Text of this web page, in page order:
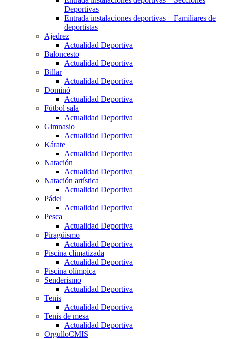
Deportivas
Entrada instalaciones deportivas – Familiares de
deportistas
Ajedrez
Actualidad Deportiva
Baloncesto
Actualidad Deportiva
Billar
Actualidad Deportiva
Dominó
Actualidad Deportiva
Fútbol sala
Actualidad Deportiva
Gimnasio
Actualidad Deportiva
Kárate
Actualidad Deportiva
Natación
Actualidad Deportiva
Natación artística
Actualidad Deportiva
Pádel
Actualidad Deportiva
Pesca
Actualidad Deportiva
Piragüismo
Actualidad Deportiva
Piscina climatizada
Actualidad Deportiva
Piscina olímpica
Senderismo
Actualidad Deportiva
Tenis
Actualidad Deportiva
Tenis de mesa
Actualidad Deportiva
OrgulloCMIS